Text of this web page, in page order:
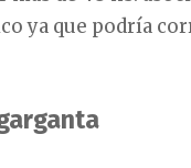
ya que podría